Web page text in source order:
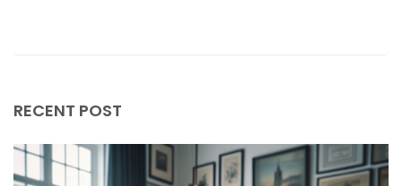
octobre 2023
RECENT POST